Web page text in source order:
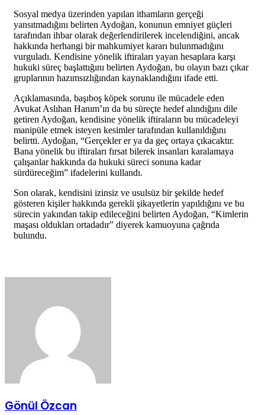
Sosyal medya üzerinden yapılan ithamların gerçeği
yansıtmadığını belirten Aydoğan, konunun emniyet güçleri
tarafından ihbar olarak değerlendirilerek incelendiğini, ancak
hakkında herhangi bir mahkumiyet kararı bulunmadığını
vurguladı. Kendisine yönelik iftiraları yayan hesaplara karşı
hukuki süreç başlattığını belirten Aydoğan, bu olayın bazı çıkar
gruplarının hazımsızlığından kaynaklandığını ifade etti.
Açıklamasında, başıboş köpek sorunu ile mücadele eden
Avukat Aslıhan Hanım’ın da bu süreçte hedef alındığını dile
getiren Aydoğan, kendisine yönelik iftiraların bu mücadeleyi
manipüle etmek isteyen kesimler tarafından kullanıldığını
belirtti. Aydoğan, “Gerçekler er ya da geç ortaya çıkacaktır.
Bana yönelik bu iftiraları fırsat bilerek insanları karalamaya
çalışanlar hakkında da hukuki süreci sonuna kadar
sürdüreceğim” ifadelerini kullandı.
Son olarak, kendisini izinsiz ve usulsüz bir şekilde hedef
gösteren kişiler hakkında gerekli şikayetlerin yapıldığını ve bu
sürecin yakından takip edileceğini belirten Aydoğan, “Kimlerin
maşası oldukları ortadadır” diyerek kamuoyuna çağrıda
bulundu.
Gönül Özcan